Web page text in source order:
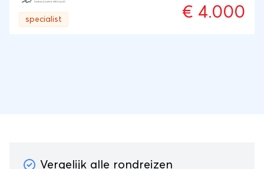
gespecialiseerd boutique travel agency geloven we
specialist € 4.000
Vergelijk alle rondreizen